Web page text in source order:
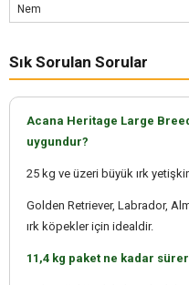
Nem
Sık Sorulan Sorular
Acana Heritage Large
uygundur?
25 kg ve üzeri büyük ırk
Golden Retriever, Labrador,
ırk köpekler için idealdir.
11,4 kg paket ne kadar